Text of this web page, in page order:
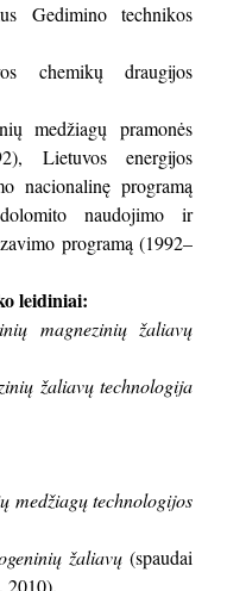
Gedimino technikos
chemikų draugijos
medžiagų pramonės
Lietuvos energijos
nacionalinę programą
naudojimo ir
programą (1992–
leidiniai:
magnezinių žaliavų
žaliavų technologija
medžiagų technologijos
žaliavų(spaudai
2010).